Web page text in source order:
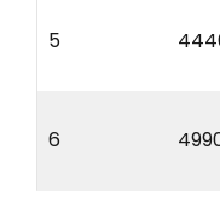
5
6